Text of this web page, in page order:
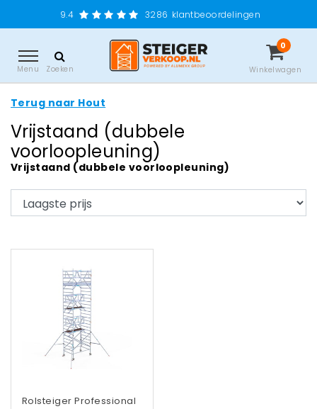
9.4 3286 klantbeoordelingen
Menu Zoeken
0
Winkelwagen
Terug naar Hout
Vrijstaand (dubbele
voorloopleuning)
Vrijstaand (dubbele voorloopleuning)
Rolsteiger Professional